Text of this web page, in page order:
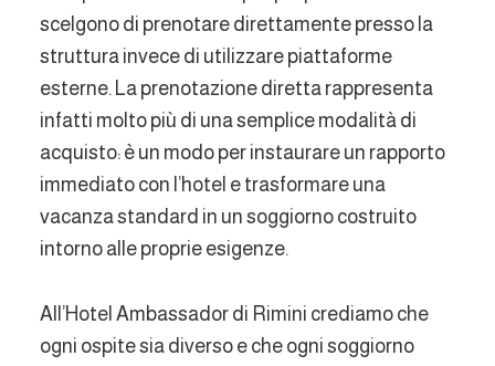
scelgono di prenotare direttamente presso la
struttura invece di utilizzare piattaforme
esterne. La prenotazione diretta rappresenta
infatti molto più di una semplice modalità di
acquisto: è un modo per instaurare un rapporto
immediato con l’hotel e trasformare una
vacanza standard in un soggiorno costruito
intorno alle proprie esigenze.
All’Hotel Ambassador di Rimini crediamo che
ogni ospite sia diverso e che ogni soggiorno